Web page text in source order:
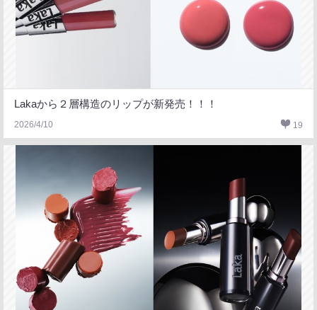
Lakaから２層構造のリップが新発売！！！
2026/4/10 19